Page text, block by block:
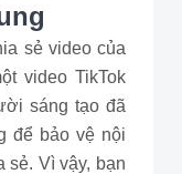
sẻ video của
video TikTok
sáng tạo đã
để bảo vệ nội
sẻ. Vì vậy, bạn